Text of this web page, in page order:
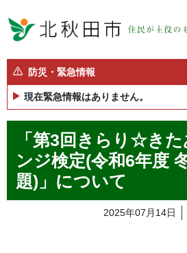
防災・緊急情報
現在緊急情報はありません。
「第3回きらり☆き
ンジ検定(令和6年度
題)」について
2025年07月14日